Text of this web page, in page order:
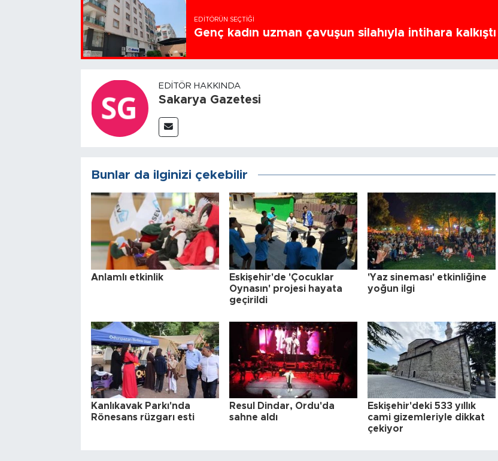
EDITÖRÜN SEÇTIĞI
Genç kadın uzman çavuşun silahıyla intihara kalkıştı
EDITÖR HAKKINDA
Sakarya Gazetesi
Bunlar da ilginizi çekebilir
Anlamlı etkinlik
Eskişehir'de 'Çocuklar
Oynasın' projesi hayata
geçirildi
'Yaz sineması' etkinliğine
yoğun ilgi
Kanlıkavak Parkı'nda
Rönesans rüzgarı esti
Resul Dindar, Ordu'da
sahne aldı
Eskişehir'deki 533 yıllık
cami gizemleriyle dikkat
çekiyor